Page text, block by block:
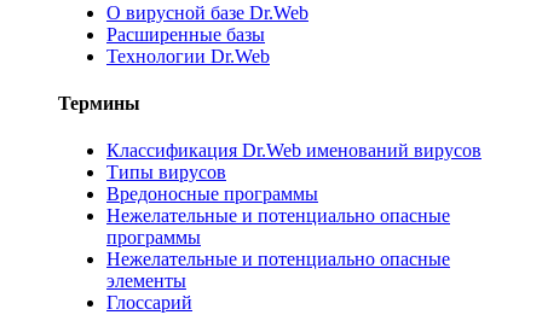
О вирусной базе Dr.Web
Расширенные базы
Технологии Dr.Web
Термины
Классификация Dr.Web именований вирусов
Типы вирусов
Вредоносные программы
Нежелательные и потенциально опасные
программы
Нежелательные и потенциально опасные
элементы
Глоссарий